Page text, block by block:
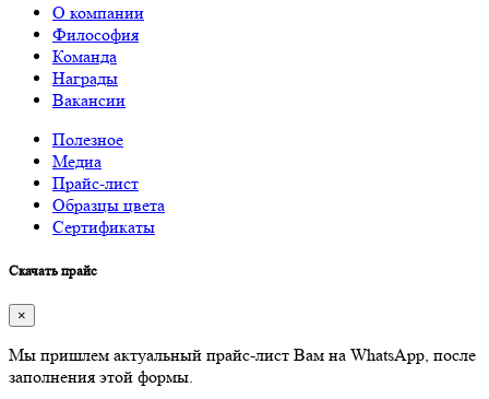
О компании
Философия
Команда
Награды
Вакансии
Полезное
Медиа
Прайс-лист
Образцы цвета
Сертификаты
Скачать прайс
×
Мы пришлем актуальный прайс-лист Вам на WhatsApp, после
заполнения этой формы.